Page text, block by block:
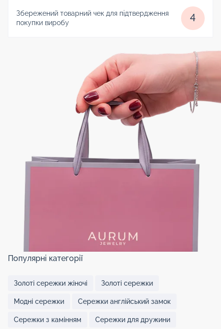
Збережений товарний чек для підтвердження
покупки виробу
4
Популярні категорії
Золоті сережки жіночі Золоті сережки
Модні сережки Сережки англійський замок
Сережки з камінням Сережки для дружини